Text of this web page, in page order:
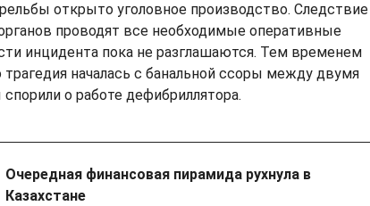
открыто уголовное производство. Следствие
проводят все необходимые оперативные
инцидента пока не разглашаются. Тем временем
началась с банальной ссоры между двумя
о работе дефибриллятора.
Очередная финансовая пирамида рухнула в
Казахстане